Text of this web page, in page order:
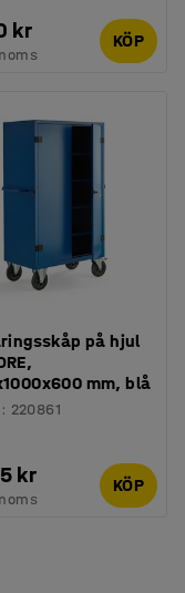
kr KÖP
på hjul
mm, blå
: 220861
kr KÖP